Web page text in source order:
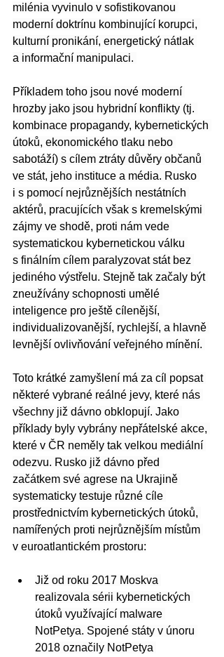
milénia vyvinulo v sofistikovanou
moderní doktrínu kombinující korupci,
kulturní pronikání, energetický nátlak
a informační manipulaci.
Příkladem toho jsou nové moderní
hrozby jako jsou hybridní konflikty (tj.
kombinace propagandy, kybernetických
útoků, ekonomického tlaku nebo
sabotáží) s cílem ztráty důvěry občanů
ve stát, jeho instituce a média. Rusko
i s pomocí nejrůznějších nestátních
aktérů, pracujících však s kremelskými
zájmy ve shodě, proti nám vede
systematickou kybernetickou válku
s finálním cílem paralyzovat stát bez
jediného výstřelu. Stejně tak začaly být
zneužívány schopnosti umělé
inteligence pro ještě cílenější,
individualizovanější, rychlejší, a hlavně
levnější ovlivňování veřejného mínění.
Toto krátké zamyšlení má za cíl popsat
některé vybrané reálné jevy, které nás
všechny již dávno obklopují. Jako
příklady byly vybrány nepřátelské akce,
které v ČR neměly tak velkou mediální
odezvu. Rusko již dávno před
začátkem své agrese na Ukrajině
systematicky testuje různé cíle
prostřednictvím kybernetických útoků,
namířených proti nejrůznějším místům
v euroatlantickém prostoru:
Již od roku 2017 Moskva
realizovala sérii kybernetických
útoků využívající malware
NotPetya. Spojené státy v únoru
2018 označily NotPetya